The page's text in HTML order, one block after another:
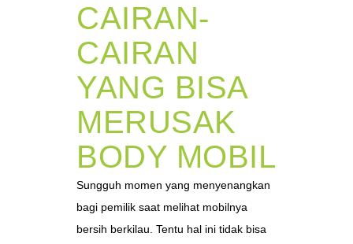
CAIRAN-
CAIRAN
YANG BISA
MERUSAK
BODY MOBIL
Sungguh momen yang menyenangkan
bagi pemilik saat melihat mobilnya
bersih berkilau. Tentu hal ini tidak bisa